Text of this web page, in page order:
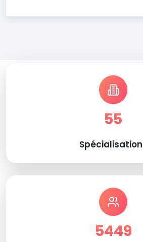
55
5449